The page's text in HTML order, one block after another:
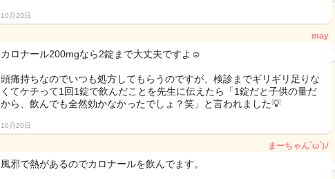
10月20日
may
カロナール200mgなら2錠まで大丈夫ですよ☺
頭痛持ちなのでいつも処方してもらうのですが、検診までギリギリ足りな
くてケチって1回1錠で飲んだことを先生に伝えたら「1錠だと子供の量だ
から、飲んでも全然効かなかったでしょ？笑」と言われました💡
10月20日
まーちゃん´ω`)ﾉ
風邪で熱があるのでカロナールを飲んでます。